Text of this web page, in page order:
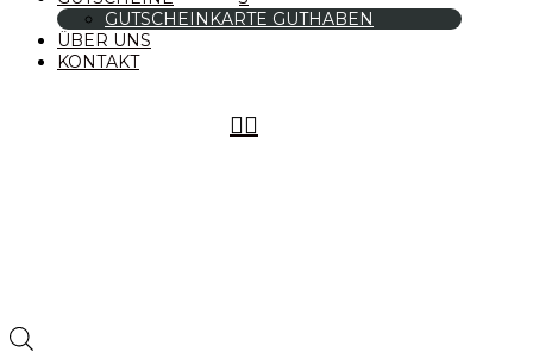
GUTSCHEINKARTE GUTHABEN
ÜBER UNS
KONTAKT
